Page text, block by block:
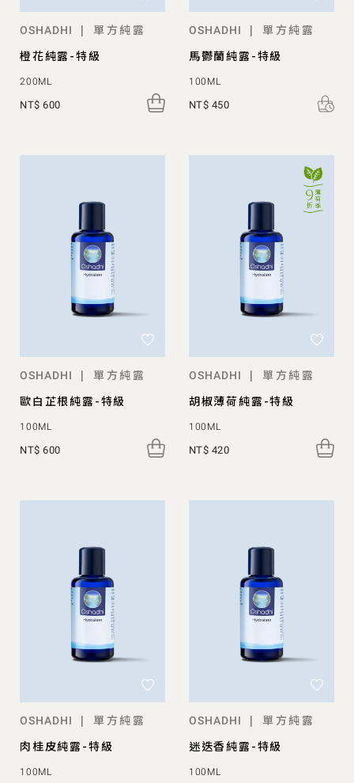
OSHADHI |
單方純露
橙花純露-特級
200ML
NT$ 600
OSHADHI |
單方純露
馬鬱蘭純露-特級
100ML
NT$ 450
OSHADHI |
單方純露
歐白芷根純露-特級
100ML
NT$ 600
OSHADHI |
單方純露
胡椒薄荷純露-特級
100ML
NT$ 420
OSHADHI |
單方純露
肉桂皮純露-特級
100ML
OSHADHI |
單方純露
迷迭香純露-特級
100ML